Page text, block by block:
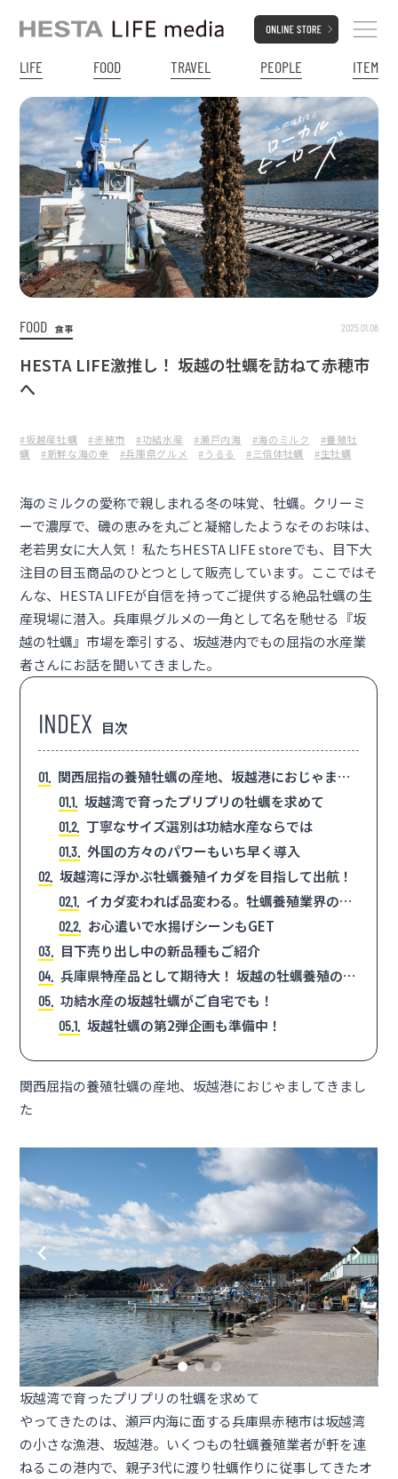
LIFE FOOD TRAVEL PEOPLE ITEM
FOOD 食事 2025.01.08
HESTA LIFE激推し！ 坂越の牡蠣を訪ねて赤穂市
へ
#坂越産牡蠣 #赤穂市 #功結水産 #瀬戸内海 #海のミルク
#養殖牡
蠣
#新鮮な海の幸 #兵庫県グルメ #うるる #三倍体牡蠣 #生牡蠣
海のミルクの愛称で親しまれる冬の味覚、牡蠣。クリーミ
ーで濃厚で、磯の恵みを丸ごと凝縮したようなそのお味は、
老若男女に大人気！ 私たちHESTA LIFE storeでも、目下大
注目の目玉商品のひとつとして販売しています。ここではそ
んな、HESTA LIFEが自信を持ってご提供する絶品牡蠣の生
産現場に潜入。兵庫県グルメの一角として名を馳せる『坂
越の牡蠣』市場を牽引する、坂越港内でもの屈指の水産業
者さんにお話を聞いてきました。
目次
1
関西屈指の養殖牡蠣の産地、坂越港におじゃまし
てきました
1.1 坂越湾で育ったプリプリの牡蠣を求めて
1.2 丁寧なサイズ選別は功結水産ならでは
1.3 外国の方々のパワーもいち早く導入
2 坂越湾に浮かぶ牡蠣養殖イカダを目指して出航！
2.1
イカダ変われば品変わる。牡蠣養殖業界の裏
話も
2.2 お心遣いで水揚げシーンもGET
3 目下売り出し中の新品種もご紹介
4 兵庫県特産品として期待大！ 坂越の牡蠣養殖の現
在とは
5 功結水産の坂越牡蠣がご自宅でも！
5.1 坂越牡蠣の第2弾企画も準備中！
関西屈指の養殖牡蠣の産地、坂越港におじゃましてきまし
た
坂越湾で育ったプリプリの牡蠣を求めて
やってきたのは、瀬戸内海に面する兵庫県赤穂市は坂越湾
の小さな漁港、坂越港。いくつもの牡蠣養殖業者が軒を連
ねるこの港内で、親子3代に渡り牡蠣作りに従事してきたオ